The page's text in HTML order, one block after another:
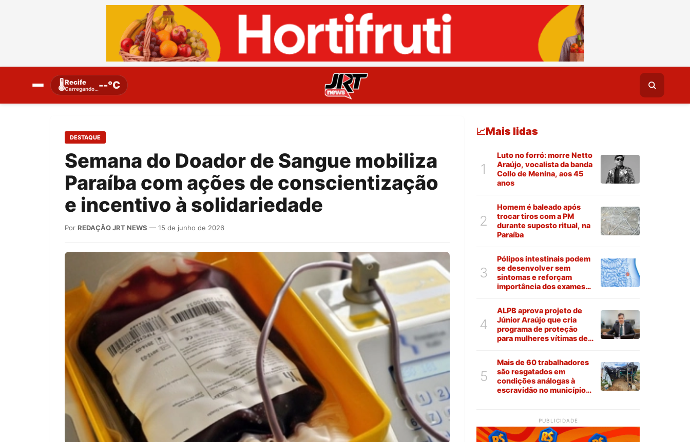
🌡️Recife
Carregando…--°C
DESTAQUE
Semana do Doador de Sangue mobiliza
Paraíba com ações de conscientização
e incentivo à solidariedade
Por REDAÇÃO JRT NEWS — 15 de junho de 2026
📈Mais lidas
1
Luto no forró: morre Netto
Araújo, vocalista da banda
Collo de Menina, aos 45
anos
2
Homem é baleado após
trocar tiros com a PM
durante suposto ritual, na
Paraíba
3
Pólipos intestinais podem
se desenvolver sem
sintomas e reforçam
importância dos exames
4
ALPB aprova projeto de
Júnior Araújo que cria
programa de proteção
para mulheres vítimas de
5
Mais de 60 trabalhadores
são resgatados em
condições análogas à
escravidão no município
PUBLICIDADE